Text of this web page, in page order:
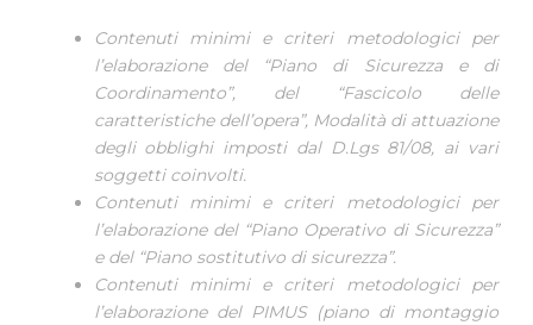
Contenuti minimi e criteri metodologici per
l’elaborazione del “Piano di Sicurezza e di
Coordinamento”, del “Fascicolo delle
caratteristiche dell’opera”, Modalità di attuazione
degli obblighi imposti dal D.Lgs 81/08, ai vari
soggetti coinvolti.
Contenuti minimi e criteri metodologici per
l’elaborazione del “Piano Operativo di Sicurezza”
e del “Piano sostitutivo di sicurezza”.
Contenuti minimi e criteri metodologici per
l’elaborazione del PIMUS (piano di montaggio